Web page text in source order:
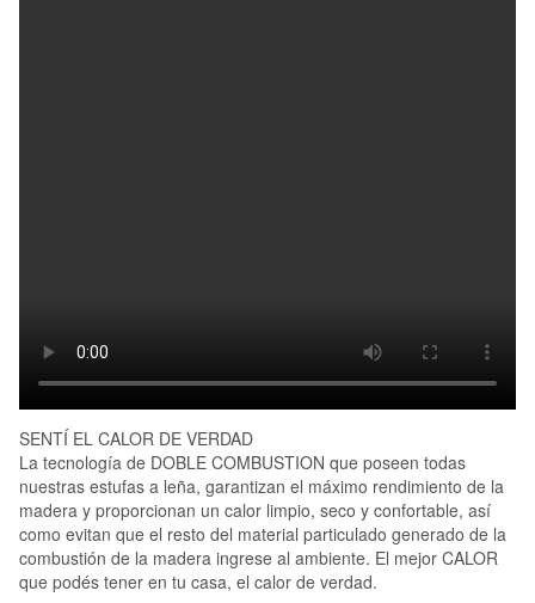
SENTÍ EL CALOR DE VERDAD
La tecnología de DOBLE COMBUSTION que poseen todas
nuestras estufas a leña, garantizan el máximo rendimiento de la
madera y proporcionan un calor limpio, seco y confortable, así
como evitan que el resto del material particulado generado de la
combustión de la madera ingrese al ambiente. El mejor CALOR
que podés tener en tu casa, el calor de verdad.